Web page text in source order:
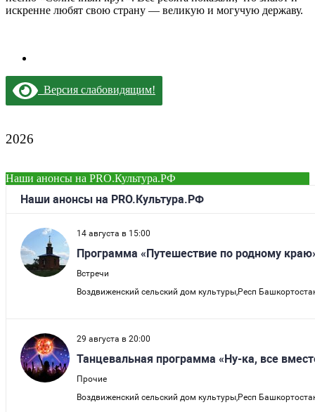
искренне любят свою страну — великую и могучую державу.
Версия слабовидящим!
2026
Наши анонсы на PRO.Культура.РФ